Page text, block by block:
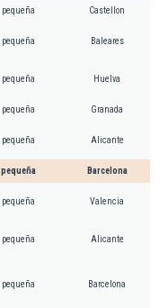
pequeña Castellon
pequeña Baleares
pequeña Huelva
pequeña Granada
pequeña Alicante
pequeña Barcelona
pequeña Valencia
pequeña Alicante
pequeña Barcelona